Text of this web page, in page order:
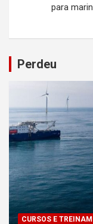
para
Perdeu
CURSOS E